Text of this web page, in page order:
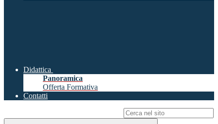
Didattica
Panoramica
Offerta Formativa
Contatti